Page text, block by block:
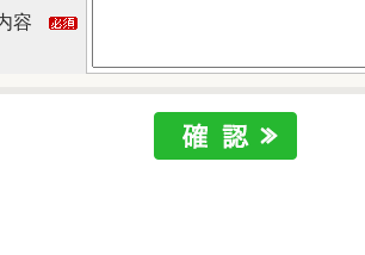
容